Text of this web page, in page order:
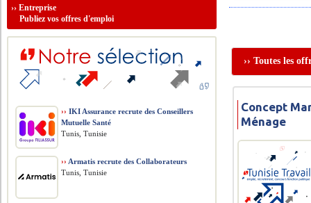
›› Toutes les
Concept
Ménage
››Entreprise
Publiez vos offres d'emploi
›› IKI Assurance recrute des Conseillers
Mutuelle Santé
Tunis, Tunisie
›› Armatis recrute des Collaborateurs
Tunis, Tunisie